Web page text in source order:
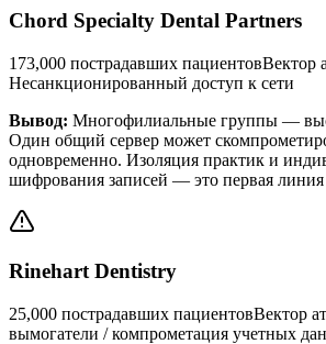
Chord Specialty Dental Partners
173,000 пострадавших пациентовВектор
Несанкционированный доступ к сети
Вывод: Многофилиальные группы —
Один общий сервер может
одновременно. Изоляция практик и
шифрования записей — это первая
Rinehart Dentistry
25,000 пострадавших пациентовВектор
вымогатели / компрометация учетных